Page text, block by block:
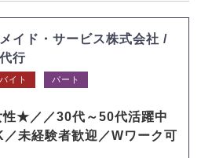
イド・サービス株式会社 /
行
イト パート
性★／／30代～50代活躍中
未経験者歓迎／Wワーク可